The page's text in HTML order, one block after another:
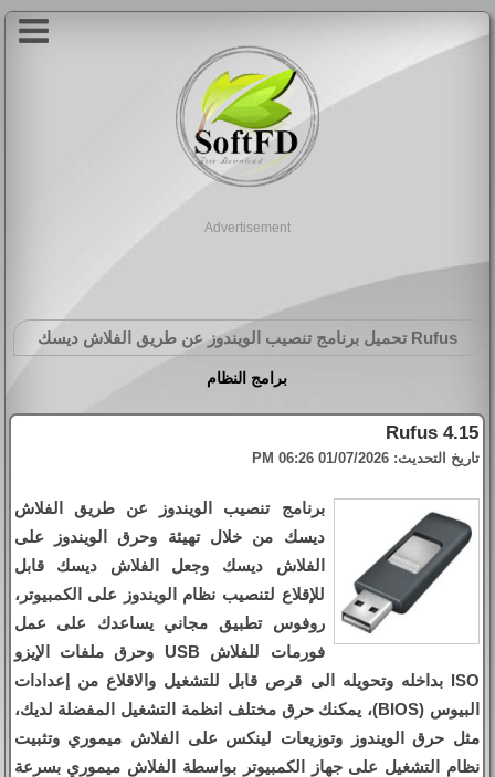
Advertisement
Rufus تحميل برنامج تنصيب الويندوز عن طريق الفلاش ديسك
برامج النظام
Rufus 4.15
تاريخ التحديث: 01/07/2026 06:26 PM
برنامج تنصيب الويندوز عن طريق الفلاش
ديسك من خلال تهيئة وحرق الويندوز على
الفلاش ديسك وجعل الفلاش ديسك قابل
للإقلاع لتنصيب نظام الويندوز على الكمبيوتر،
روفوس تطبيق مجاني يساعدك على عمل
فورمات للفلاش USB وحرق ملفات الإيزو
ISO بداخله وتحويله الى قرص قابل للتشغيل والاقلاع من إعدادات
البيوس (BIOS)، يمكنك حرق مختلف انظمة التشغيل المفضلة لديك،
مثل حرق الويندوز وتوزيعات لينكس على الفلاش ميموري وتثبيت
نظام التشغيل على جهاز الكمبيوتر بواسطة الفلاش ميموري بسرعة